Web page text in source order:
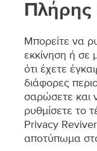
Πλήρης
Μπορείτε να
εκκίνηση ή σε
ότι έχετε
διάφορες
σαρώσετε και
ρυθμίσετε το
Privacy
αποτύπωμα